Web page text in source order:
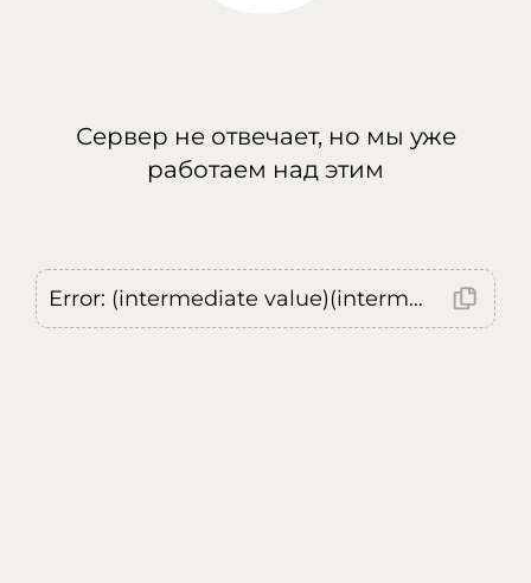
Сервер не отвечает, но мы уже
работаем над этим
Error: (intermediate value)(intermediate value)(intermediate value).replaceAll is not a function